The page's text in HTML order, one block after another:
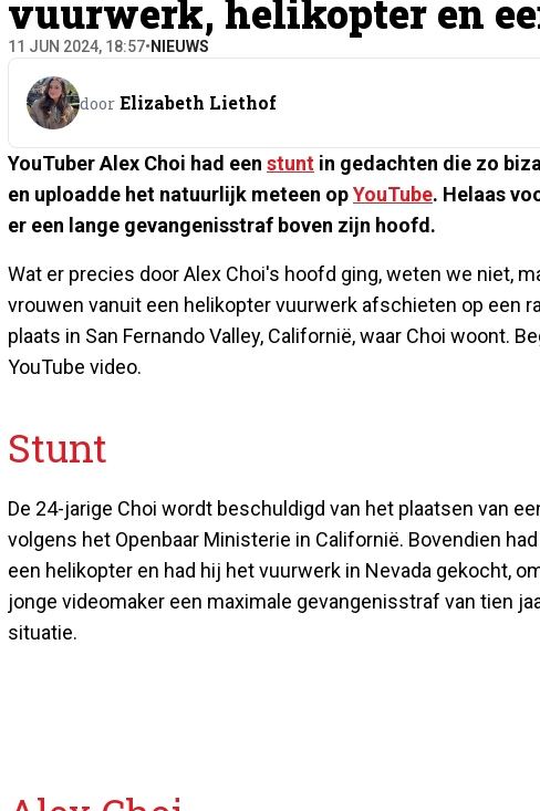
vuurwerk, helikopter en
11 JUN 2024, 18:57• NIEUWS
door Elizabeth Liethof
YouTuber Alex Choi had een stunt in gedachten die zo
en uploadde het natuurlijk meteen opYouTube. Helaas
er een lange gevangenisstraf boven zijn hoofd.
Wat er precies door Alex Choi's hoofd ging, weten we niet,
vrouwen vanuit een helikopter vuurwerk afschieten op een
plaats in San Fernando Valley, Californië, waar Choi woont.
YouTube video.
Stunt
De 24-jarige Choi wordt beschuldigd van het plaatsen van
volgens het Openbaar Ministerie in Californië. Bovendien
een helikopter en had hij het vuurwerk in Nevada gekocht,
jonge videomaker een maximale gevangenisstraf van tien
situatie.